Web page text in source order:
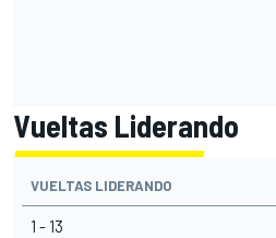
Vueltas Liderando
VUELTAS LIDERANDO
1 - 13